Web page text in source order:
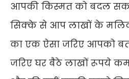
आपकी किस्मत को बदल
सिक्के से आप लाखों के
का एक ऐसा जरिए आपको
जरिए घर बैठे लाखों रूपये